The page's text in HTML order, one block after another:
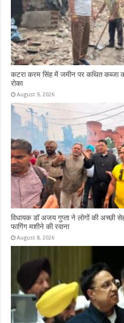
कटरा करम सिंह में जमीन पर कथित कब्जा
रोका
August 9, 2026
विधायक डॉ अजय गुप्ता ने लोगों की अच्छी
फागिंग मशीने की रवाना
August 8, 2026